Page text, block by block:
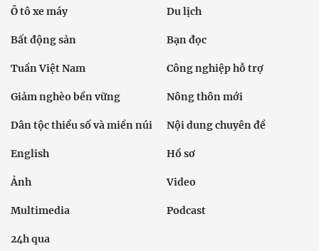
Ô tô xe máy Du lịch
Bất động sản Bạn đọc
Tuần Việt Nam Công nghiệp hỗ trợ
Giảm nghèo bền vững Nông thôn mới
Dân tộc thiểu số và miền núi Nội dung chuyên đề
English Hồ sơ
Ảnh Video
Multimedia Podcast
24h qua